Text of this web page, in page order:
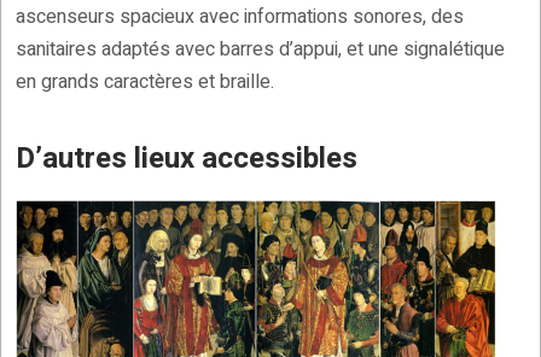
ascenseurs spacieux avec informations sonores, des
sanitaires adaptés avec barres d’appui, et une signalétique
en grands caractères et braille.
D’autres lieux accessibles